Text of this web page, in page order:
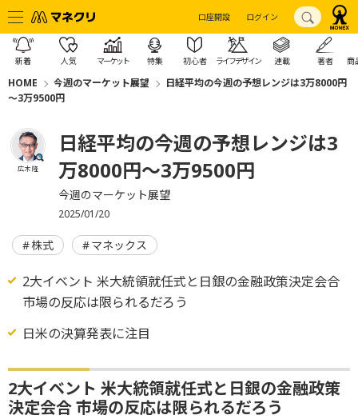
口座開設 ログイン
新着 人気 マーケット 特集 初心者 ライフデザイン 連載 著者 商
HOME 今週のマーケット展望
日経平均の今週の予想レンジは3万8000円
～3万9500円
広木 隆
日経平均の今週の予想レンジは3
万8000円～3万9500円
今週のマーケット展望
2025/01/20
株式 マネックス
2大イベント 米大統領就任式と日銀の金融政策決定会合
市場の反応は限られるだろう
日米の決算発表に注目
2大イベント 米大統領就任式と日銀の金融政策
決定会合 市場の反応は限られるだろう